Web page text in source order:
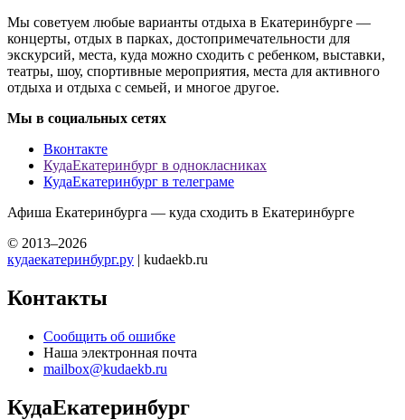
Мы советуем любые варианты отдыха в Екатеринбурге —
концерты, отдых в парках, достопримечательности для
экскурсий, места, куда можно сходить с ребенком, выставки,
театры, шоу, спортивные мероприятия, места для активного
отдыха и отдыха с семьей, и многое другое.
Мы в социальных сетях
Вконтакте
КудаЕкатеринбург в однокласниках
КудаЕкатеринбург в телеграме
Афиша Екатеринбурга — куда сходить в Екатеринбурге
© 2013–2026
кудаекатеринбург.ру | kudaekb.ru
Контакты
Сообщить об ошибке
Наша электронная почта
mailbox@kudaekb.ru
КудаЕкатеринбург